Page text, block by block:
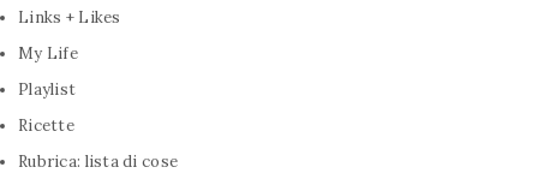
Links + Likes
My Life
Playlist
Ricette
Rubrica: lista di cose